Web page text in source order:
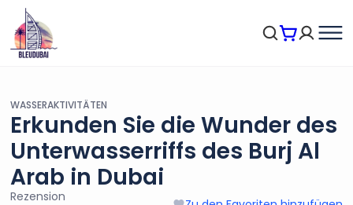
WASSERAKTIVITÄTEN
Erkunden Sie die Wunder des
Unterwasserriffs des Burj Al
Arab in Dubai
Rezension